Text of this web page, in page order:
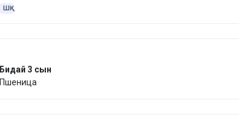
ШҚ
Бидай 3 сын
Пшеница